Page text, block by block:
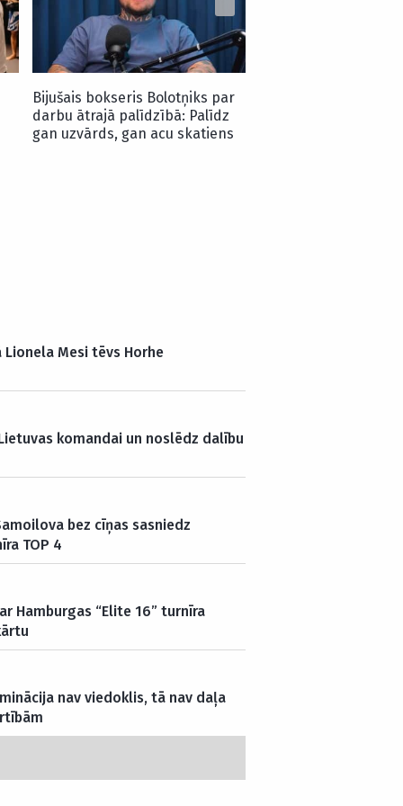
Bijušais bokseris Bolotņiks par
darbu ātrajā palīdzībā: Palīdz
gan uzvārds, gan acu skatiens
Mesi tēvs Horhe
komandai un noslēdz dalību
bez cīņas sasniedz
TOP 4
Hamburgas “Elite 16” turnīra
nav viedoklis, tā nav daļa